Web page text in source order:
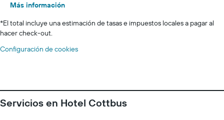
Más información
*El total incluye una estimación de tasas e impuestos locales a pagar al
hacer check-out.
Configuración de cookies
Servicios en Hotel Cottbus